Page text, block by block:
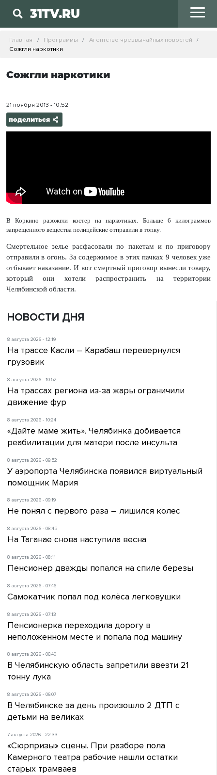
31TV.RU
Главная Программы
Агентство чрезвычайных новостей
Сожгли наркотики
Сожгли наркотики
21 ноября 2013 - 10:52
поделиться
В Коркино разожгли костер на наркотиках. Больше 6 килограммов
запрещенного вещества полицейские отправили в топку.
Смертельное зелье расфасовали по пакетам и по приговору
отправили в огонь. За содержимое в этих пачках 9 человек уже
отбывает наказание. И вот смертный приговор вынесли товару,
который они хотели распространить на территории
Челябинской области.
НОВОСТИ ДНЯ
8 августа 2026 - 12:19
На трассе Касли – Карабаш перевернулся
грузовик
8 августа 2026 - 10:52
На трассах региона из-за жары ограничили
движение фур
8 августа 2026 - 10:24
«Дайте маме жить». Челябинка добивается
реабилитации для матери после инсульта
8 августа 2026 - 09:52
У аэропорта Челябинска появился виртуальный
помощник Мария
8 августа 2026 - 09:19
Не понял с первого раза – лишился колес
8 августа 2026 - 08:45
На Таганае снова наступила весна
8 августа 2026 - 08:11
Пенсионер дважды попался на спиле березы
8 августа 2026 - 07:46
Самокатчик попал под колёса легковушки
8 августа 2026 - 07:13
Пенсионерка переходила дорогу в
неположенном месте и попала под машину
8 августа 2026 - 06:40
В Челябинскую область запретили ввезти 21
тонну лука
8 августа 2026 - 06:07
В Челябинске за день произошло 2 ДТП с
детьми на великах
7 августа 2026 - 22:33
«Сюрпризы» сцены. При разборе пола
Камерного театра рабочие нашли остатки
старых трамваев